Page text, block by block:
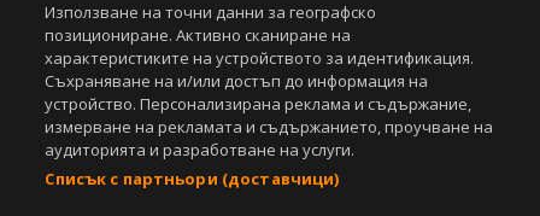
Използване на точни данни за географско
позициониране. Активно сканиране на
характеристиките на устройството за идентификация.
Съхраняване на и/или достъп до информация на
устройство. Персонализирана реклама и съдържание,
измерване на рекламата и съдържанието, проучване на
аудиторията и разработване на услуги.
Списък с партньори (доставчици)